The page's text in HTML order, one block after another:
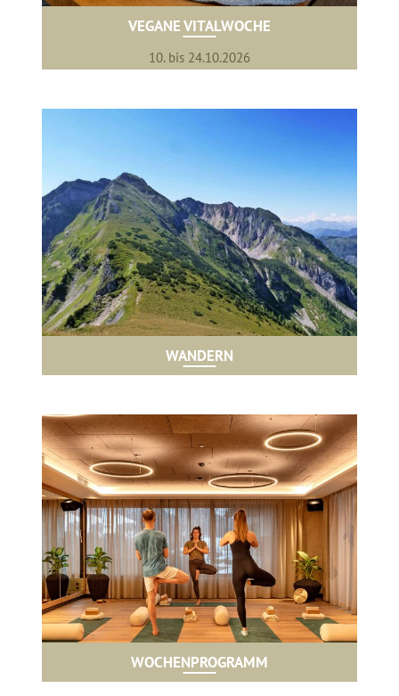
VEGANE VITALWOCHE
10. bis 24.10.2026
WANDERN
WOCHENPROGRAMM